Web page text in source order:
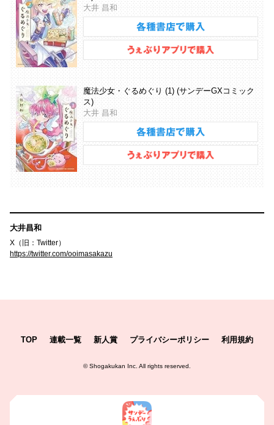
大井 昌和
魔法少女・ぐるめぐり (1) (サンデーGXコミック
ス)
大井 昌和
大井昌和
X（旧：Twitter）
https://twitter.com/ooimasakazu
TOP 連載一覧 新人賞 プライバシーポリシー 利用規約
©Shogakukan Inc. All rights reserved.